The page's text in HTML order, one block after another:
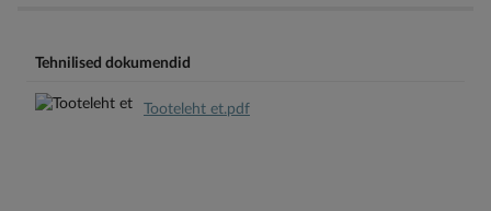
Tehnilised dokumendid
Tooteleht et.pdf